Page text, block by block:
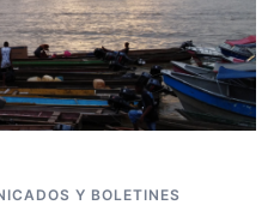
Y BOLETINES